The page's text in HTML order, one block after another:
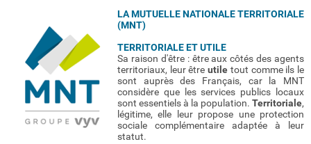
LA MUTUELLE NATIONALE TERRITORIALE
(MNT)
TERRITORIALE ET UTILE
Sa raison d'être : être aux côtés des agents
territoriaux, leur êtreutile tout comme ils le
sont auprès des Français, car la MNT
considère que les services publics locaux
sont essentiels à la population. Territoriale,
légitime, elle leur propose une protection
sociale complémentaire adaptée à leur
statut.